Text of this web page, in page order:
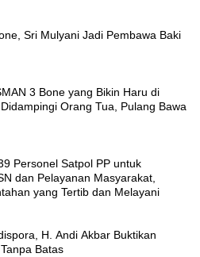
Sri Mulyani Jadi Pembawa Baki
3 Bone yang Bikin Haru di
Orang Tua, Pulang Bawa
Personel Satpol PP untuk
dan Pelayanan Masyarakat,
yang Tertib dan Melayani
H. Andi Akbar Buktikan
Batas